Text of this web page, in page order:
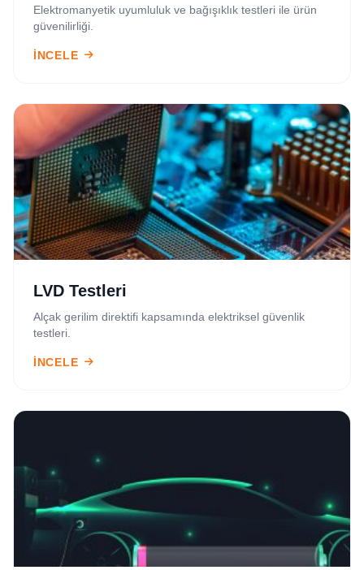
Elektromanyetik uyumluluk ve bağışıklık testleri ile ürün
güvenilirliği.
İNCELE
LVD Testleri
Alçak gerilim direktifi kapsamında elektriksel güvenlik
testleri.
İNCELE